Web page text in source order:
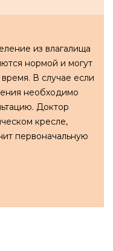
из влагалища
нормой и могут
В случае если
необходимо
Доктор
кресле,
первоначальную